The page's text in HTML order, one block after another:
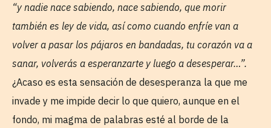
“y nadie nace sabiendo, nace sabiendo, que morir
también es ley de vida, así como cuando enfríe van a
volver a pasar los pájaros en bandadas, tu corazón va a
sanar, volverás a esperanzarte y luego a desesperar…”.
¿Acaso es esta sensación de desesperanza la que me
invade y me impide decir lo que quiero, aunque en el
fondo, mi magma de palabras esté al borde de la